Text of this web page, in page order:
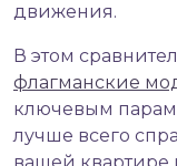
движения.
В этом
флагманские
ключевым
лучше всего